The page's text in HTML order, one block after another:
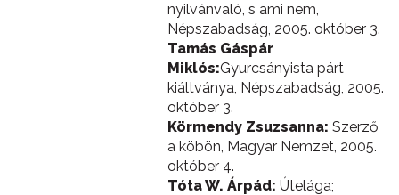
nyilvánvaló, s ami nem,
Népszabadság, 2005. október 3.
Tamás Gáspár
Miklós:Gyurcsányista párt
kiáltványa, Népszabadság, 2005.
október 3.
Körmendy Zsuzsanna: Szerző
a köbön, Magyar Nemzet, 2005.
október 4.
Tóta W. Árpád: Útelága;